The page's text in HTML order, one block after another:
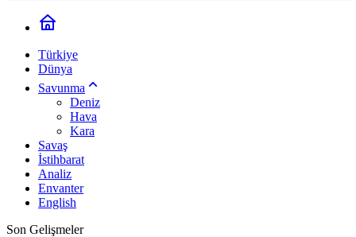
Türkiye
Dünya
Savunma
Deniz
Hava
Kara
Savaş
İstihbarat
Analiz
Envanter
English
Son Gelişmeler